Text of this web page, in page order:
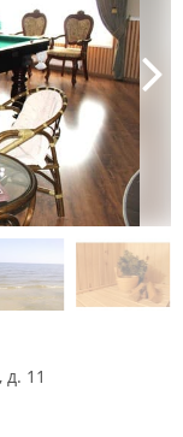
11